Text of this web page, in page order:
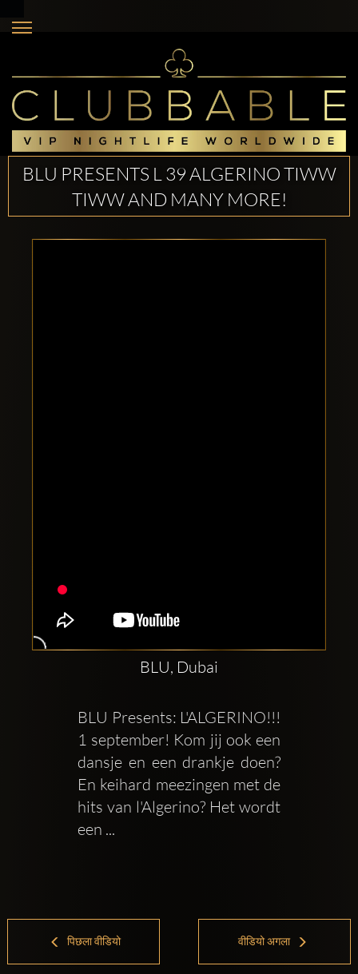
BLU PRESENTS L 39 ALGERINO TIWW
TIWW AND MANY MORE!
BLU, Dubai
BLU Presents: L'ALGERINO!!!
1 september! Kom jij ook een
dansje en een drankje doen?
En keihard meezingen met de
hits van l'Algerino? Het wordt
een ...
पिछला वीडियो वीडियो अगला